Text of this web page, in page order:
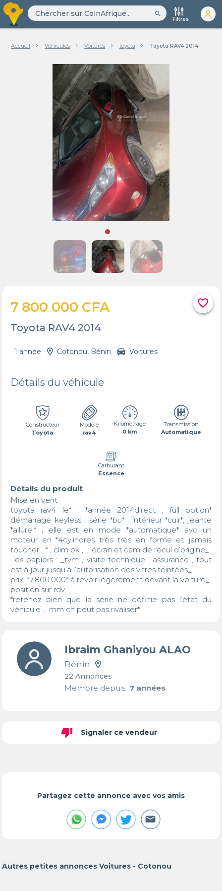
search
Filtres
Accueil Véhicules Voitures toyota Toyota RAV4 2014
favorite_border
7 800 000 CFA
Toyota RAV4 2014
1 année Cotonou, Bénin Voitures
Détails du véhicule
Constructeur
Toyota
Modèle
rav4
Kilométrage
0 km
Transmission
Automatique
Carburant
Essence
Détails du produit
Mise en vent
toyota rav4 le* , *année 2014direct , full option*
démarrage keyless , série *bu* , intérieur *cuir*, jeante
*allure,* , elle est en mode *automatique* avc un
moteur en *4cylindres très très en forme et jamais
toucher …* , clim ok , … écran et cam de recul d’origine_
est à jour jusqu’à l’autorisation des vitres teintées_.
prix: *7.800.000* à revoir légèrement devant la voiture_
position sur rdv.
*retenez bien que la série ne définie pas l’état du
véhicule … mm ch peut pas rivaliser*
Ibraim Ghaniyou ALAO
Bénin
22 Annonces
Membre depuis7 années
thumb_down Signaler ce vendeur
Partagez cette annonce avec vos amis
Autres petites annonces Voitures - Cotonou